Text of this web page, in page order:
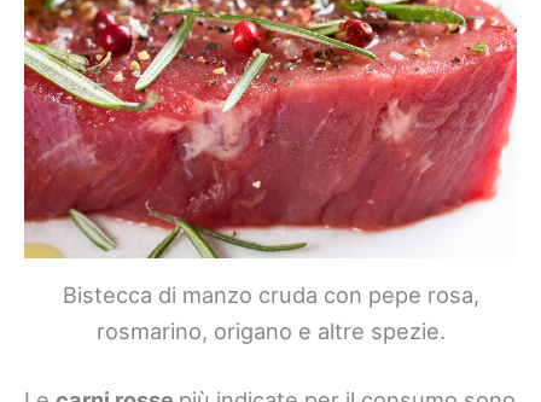
Bistecca di manzo cruda con pepe rosa,
rosmarino, origano e altre spezie.